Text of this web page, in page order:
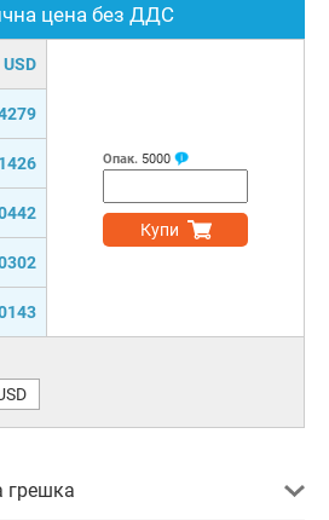
цена без ДДС
USD
Опак. 5000
Купи
грешка